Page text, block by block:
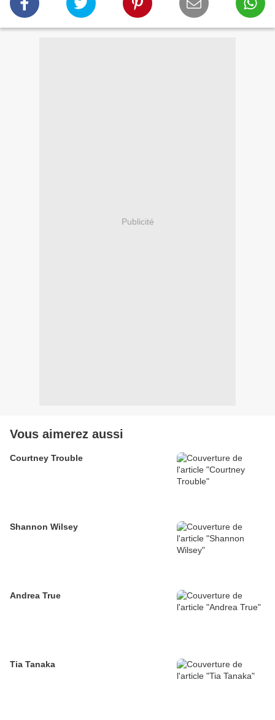
Publicité
Vous aimerez aussi
Courtney Trouble
Shannon Wilsey
Andrea True
Tia Tanaka